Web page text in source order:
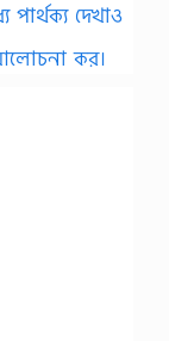
পার্থক্য দেখাও
আলোচনা কর।